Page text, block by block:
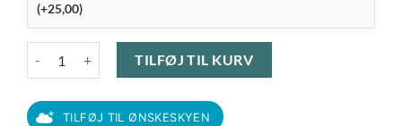
(+25,00)
Lyngby Iconic Porcelain - Vase 20 cm, Klar antal
TILFØJ TIL KURV
TILFØJ TIL ØNSKESKYEN